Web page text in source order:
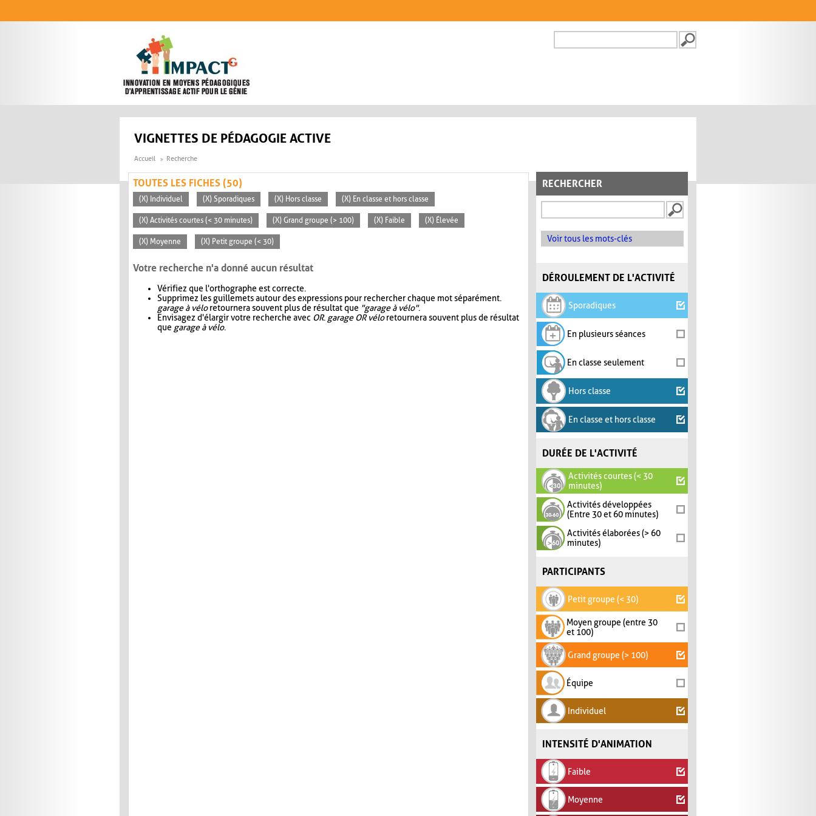
FORMULAIRE DE
VIGNETTES DE PÉDAGOGIE ACTIVE
Accueil Recherche
RECHERCHER
Voir tous les mots-clés
DÉROULEMENT DE L'ACTIVITÉ
Sporadiques
En plusieurs séances
En classe seulement
Hors classe
En classe et hors classe
DURÉE DE L'ACTIVITÉ
Activités courtes (< 30
minutes)
Activités développées
(Entre 30 et 60 minutes)
Activités élaborées (> 60
minutes)
PARTICIPANTS
Petit groupe (< 30)
Moyen groupe (entre 30
et 100)
Grand groupe (> 100)
Équipe
Individuel
INTENSITÉ D'ANIMATION
Faible
Moyenne
TOUTES LES FICHES (50)
(X) Individuel (X) Sporadiques (X) Hors classe (X) En classe et hors classe
(X) Activités courtes (< 30 minutes) (X) Grand groupe (> 100) (X) Faible (X) Élevée
(X) Moyenne (X) Petit groupe (< 30)
Votre recherche n'a donné aucun résultat
Vérifiez que l'orthographe est correcte.
Supprimez les guillemets autour des expressions pour rechercher chaque mot séparément.
garage à véloretournera souvent plus de résultat que "garage à vélo".
Envisagez d'élargir votre recherche avec OR. garage OR véloretournera souvent plus de résultat
que garage à vélo.